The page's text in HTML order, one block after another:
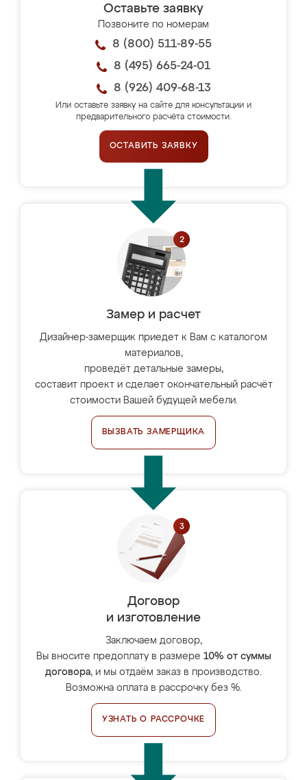
Оставьте заявку
Позвоните по номерам
8 (800) 511-89-55
8 (495) 665-24-01
8 (926) 409-68-13
Или оставьте заявку на сайте для консультации и
предварительного расчёта стоимости.
ОСТАВИТЬ ЗАЯВКУ
Замер и расчет
Дизайнер-замерщик приедет к Вам с каталогом
материалов,
проведёт детальные замеры,
составит проект и сделает окончательный расчёт
стоимости Вашей будущей мебели.
ВЫЗВАТЬ ЗАМЕРЩИКА
Договор
и изготовление
Заключаем договор,
Вы вносите предоплату в размере 10% от суммы
договора, и мы отдаём заказ в производство.
Возможна оплата в рассрочку без %.
УЗНАТЬ О РАССРОЧКЕ